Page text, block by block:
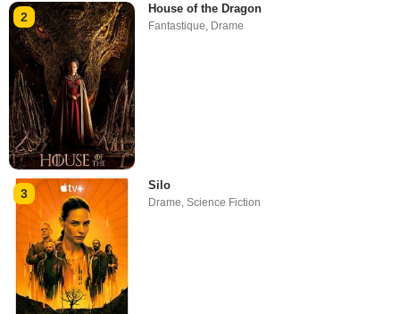
2
House of the Dragon
Fantastique, Drame
3
Silo
Drame,Science Fiction